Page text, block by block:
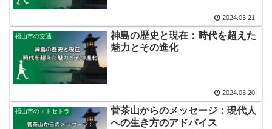
2024.03.21
福山市の交通
神島の歴史と現在：時代を超えた
魅力とその進化
2024.03.20
福山市のエトセトラ
菅茶山からのメッセージ：現代人
への生き方のアドバイス